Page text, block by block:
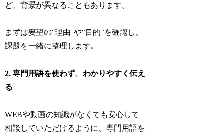
ど、背景が異なることもあります。
まずは要望の“理由”や“目的”を確認し、
課題を一緒に整理します。
2. 専門用語を使わず、わかりやすく伝え
る
WEBや動画の知識がなくても安心して
相談していただけるように、専門用語を